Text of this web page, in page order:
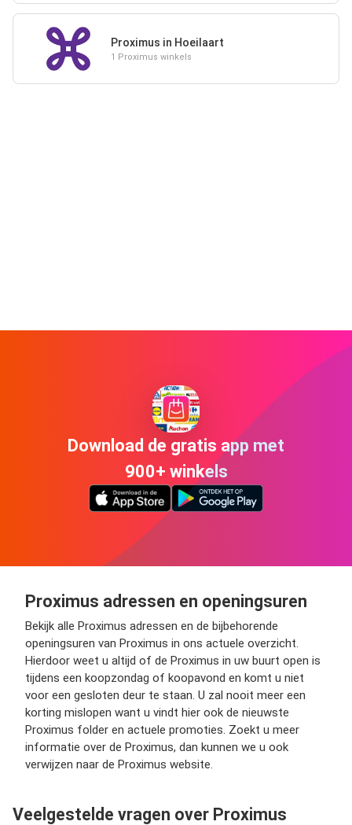
Proximus in Hoeilaart
1 Proximus winkels
Download de gratis app met
900+ winkels
Proximus adressen en openingsuren
Bekijk alle Proximus adressen en de bijbehorende
openingsuren van Proximus in ons actuele overzicht.
Hierdoor weet u altijd of de Proximus in uw buurt open is
tijdens een koopzondag of koopavond en komt u niet
voor een gesloten deur te staan. U zal nooit meer een
korting mislopen want u vindt hier ook de nieuwste
Proximus folder en actuele promoties. Zoekt u meer
informatie over de Proximus, dan kunnen we u ook
verwijzen naar de Proximus website.
Veelgestelde vragen over Proximus